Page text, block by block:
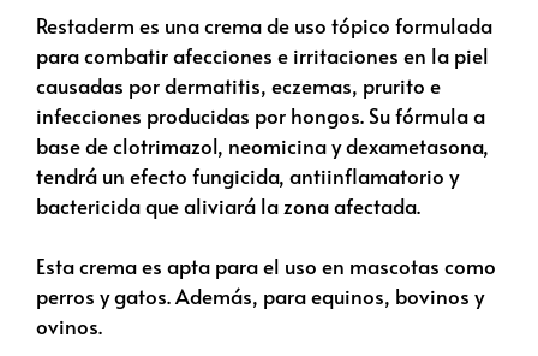
Restaderm es una crema de uso tópico formulada
para combatir afecciones e irritaciones en la piel
causadas por dermatitis, eczemas, prurito e
infecciones producidas por hongos. Su fórmula a
base de clotrimazol, neomicina y dexametasona,
tendrá un efecto fungicida, antiinflamatorio y
bactericida que aliviará la zona afectada.
Esta crema es apta para el uso en mascotas como
perros y gatos. Además, para equinos, bovinos y
ovinos.